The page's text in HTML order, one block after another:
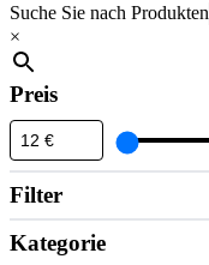
Suche Sie nach Produkten
×
Preis
Filter
Kategorie